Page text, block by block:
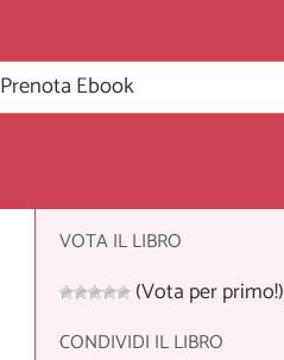
Prenota Ebook
VOTA IL LIBRO
(Vota per primo!)
CONDIVIDI IL LIBRO